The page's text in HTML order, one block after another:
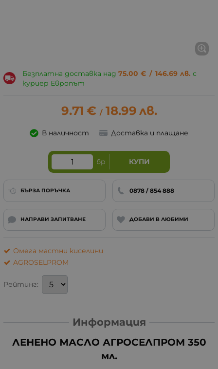
Безплатна доставка над 75.00 € / 146.69 лв. с
куриер Европът
9.71 € / 18.99 лв.
В наличност Доставка и плащане
бр КУПИ
БЪРЗА ПОРЪЧКА 0878 / 854 888
НАПРАВИ ЗАПИТВАНЕ ДОБАВИ В ЛЮБИМИ
Омега мастни киселини
AGROSELPROM
Рейтинг:
Информация
ЛЕНЕНО МАСЛО АГРОСЕЛПРОМ 350
мл.